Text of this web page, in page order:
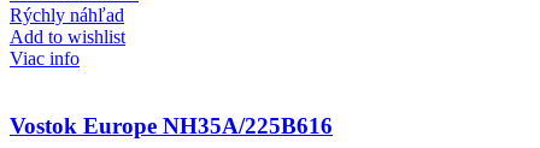
Rýchly náhľad
Add to wishlist
Viac info
Vostok Europe NH35A/225B616